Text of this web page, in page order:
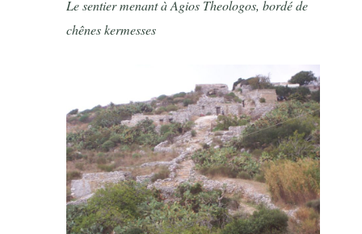
Le sentier menant à Agios Theologos, bordé de
chênes kermesses